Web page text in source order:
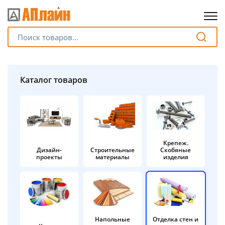
Каталог товаров
Дизайн-
проекты
Строительные
материалы
Крепеж.
Скобяные
изделия
Напольные
Отделка стен и
Разбейте
без переплат
График платежей
Сегодня
%